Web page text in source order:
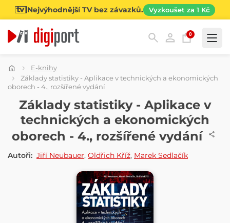
Nejvýhodnější TV bez závazků. Vyzkoušet za 1 Kč
0
Kategorie
E-knihy
Základy statistiky - Aplikace v technických a ekonomických
oborech - 4., rozšířené vydání
E-KNIHA
Základy statistiky - Aplikace v
technických a ekonomických
oborech - 4., rozšířené vydání
Autoři: Jiří Neubauer, Oldřich Kříž, Marek Sedlačík